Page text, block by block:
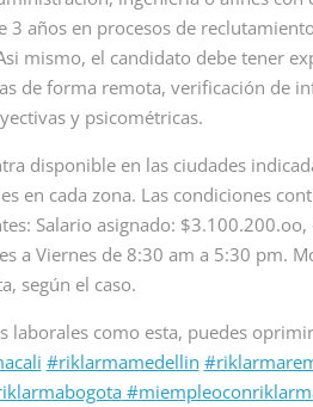
3 años en procesos de
mismo, el candidato debe tener
de forma remota, verificación de
y psicométricas.
disponible en las ciudades
en cada zona. Las condiciones
Salario asignado:
a Viernes de 8:30 am a 5:30 pm.
según el caso.
laborales como esta, puedes
#riklarmamedellin
By Riklarma/
EMPLEO PARA ANALISTA IA
REMOTO Iniciamos nueva
convocatoria de empleo para
empresa multinacional de
servicios...
Read More